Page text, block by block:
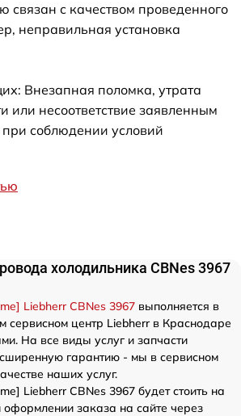
связан с качеством проведенного
неправильная установка
Внезапная поломка, утрата
или несоответствие заявленным
соблюдении условий
холодильника CBNes 3967
Liebherr CBNes 3967 выполняется в
центр Liebherr в Краснодаре
На все виды услуг и запчасти
гарантию - мы в сервисном
наших услуг.
Liebherr CBNes 3967 будет стоить на
заказа на сайте через